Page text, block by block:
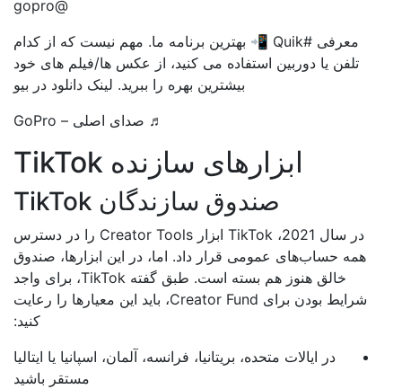
معرفی #Quik 📲 بهترین برنامه ما. مهم نیست که از کدام
تلفن یا دوربین استفاده می کنید، از عکس ها/فیلم های خود
بیشترین بهره را ببرید. لینک دانلود در بیو
♬ صدای اصلی – GoPro
ابزارهای سازنده TikTok
صندوق سازندگان TikTok
در سال 2021، TikTok ابزار Creator Tools را در دسترس
همه حساب‌های عمومی قرار داد. اما، در این ابزارها، صندوق
خالق هنوز هم بسته است. طبق گفته TikTok، برای واجد
شرایط بودن برای Creator Fund، باید این معیارها را رعایت
در ایالات متحده، بریتانیا، فرانسه، آلمان، اسپانیا یا ایتالیا
مستقر باشید